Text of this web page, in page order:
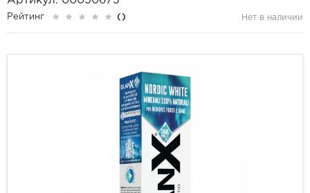
Рейтинг () Нет в наличии